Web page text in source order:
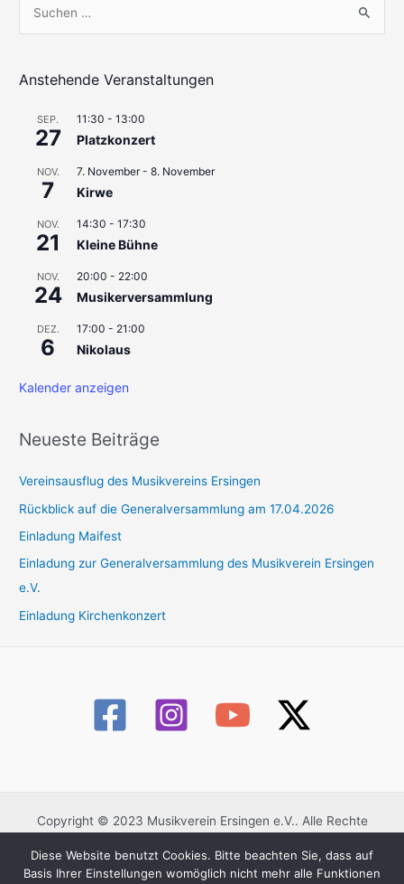
h
Anstehende Veranstaltungen
SEP.
27
11:30 -13:00
Platzkonzert
NOV.
7
7. November-8. November
Kirwe
NOV.
21
14:30 -17:30
Kleine Bühne
NOV.
24
20:00 - 22:00
Musikerversammlung
DEZ.
6
17:00 - 21:00
Nikolaus
Kalender anzeigen
Neueste Beiträge
Vereinsausflug des Musikvereins Ersingen
Rückblick auf die Generalversammlung am 17.04.2026
Einladung Maifest
Einladung zur Generalversammlung des Musikverein Ersingen
e.V.
Einladung Kirchenkonzert
Copyright © 2023 Musikverein Ersingen e.V.. Alle Rechte
Datenschutzerklärung
Diese Website benutzt Cookies. Bitte beachten Sie, dass auf
Basis Ihrer Einstellungen womöglich nicht mehr alle Funktionen